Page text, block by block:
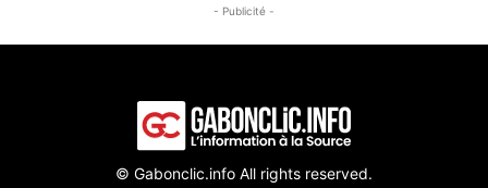
- Publicité -
© Gabonclic.info All rights reserved.